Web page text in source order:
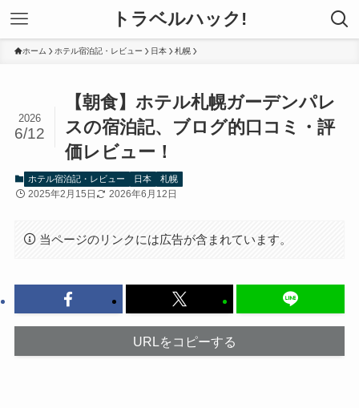
トラベルハック!
ホーム ホテル宿泊記・レビュー 日本 札幌
【朝食】ホテル札幌ガーデンパレ
スの宿泊記、ブログ的口コミ・評
価レビュー！
2026
6/12
ホテル宿泊記・レビュー 日本 札幌
2025年2月15日 2026年6月12日
当ページのリンクには広告が含まれています。
URLをコピーする